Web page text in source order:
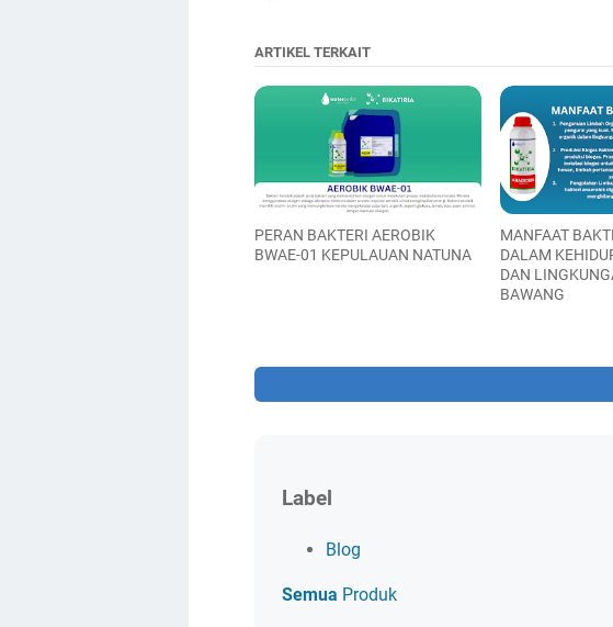
ARTIKEL TERKAIT
PERAN BAKTERI AEROBIK
BWAE-01 KEPULAUAN NATUNA
MANFAAT
DALAM
DAN
BAWANG
Label
Blog
Semua Produk